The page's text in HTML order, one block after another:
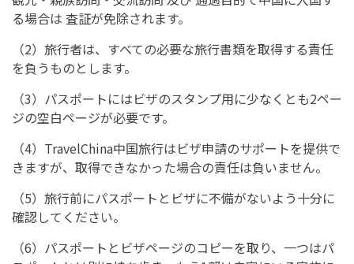
る場合は 査証が免除されます。
（2）旅行者は、すべての必要な旅行書類を取得する責任
を負うものとします。
（3）パスポートにはビザのスタンプ用に少なくとも2ペー
ジの空白ページが必要です。
（4）TravelChina中国旅行はビザ申請のサポートを提供で
きますが、取得できなかった場合の責任は負いません。
（5）旅行前にパスポートとビザに不備がないよう十分に
確認してください。
（6）パスポートとビザページのコピーを取り、一つはパ